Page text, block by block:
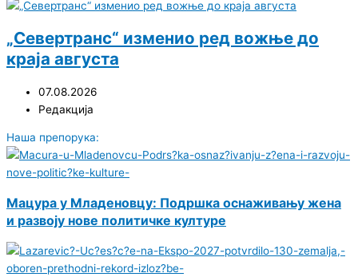
„Севертранс“ изменио ред вожње до
краја августа
07.08.2026
Редакција
Наша препорука:
Мацура у Младеновцу: Подршка оснаживању жена
и развоју нове политичке културе